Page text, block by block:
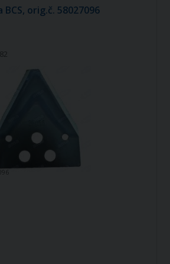
BCS, orig.č. 58027096